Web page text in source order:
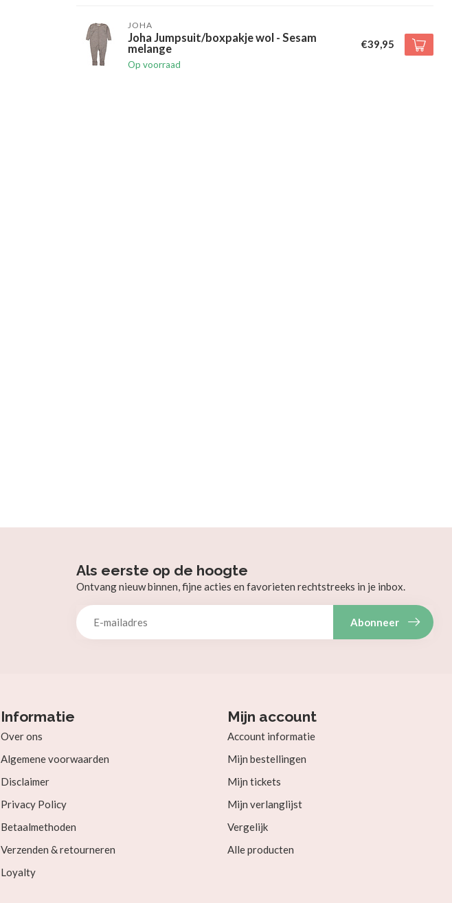
JOHA
Joha Jumpsuit/boxpakje wol - Sesam
melange
Op voorraad
€39,95
Als eerste op de hoogte
Ontvang nieuw binnen, fijne acties en favorieten rechtstreeks in je inbox.
Abonneer
Informatie
Over ons
Algemene voorwaarden
Disclaimer
Privacy Policy
Betaalmethoden
Verzenden & retourneren
Loyalty
Mijn account
Account informatie
Mijn bestellingen
Mijn tickets
Mijn verlanglijst
Vergelijk
Alle producten